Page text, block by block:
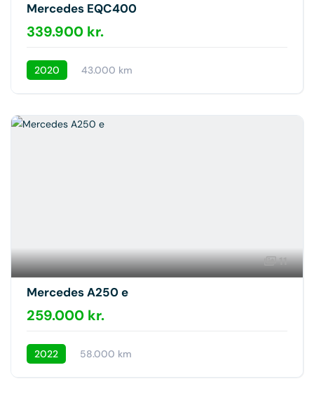
Mercedes EQC400
339.900 kr.
2020 43.000 km
11
Mercedes A250 e
259.000 kr.
2022 58.000 km